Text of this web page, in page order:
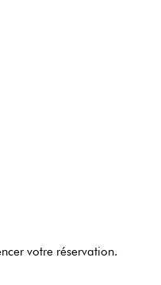
votre réservation.